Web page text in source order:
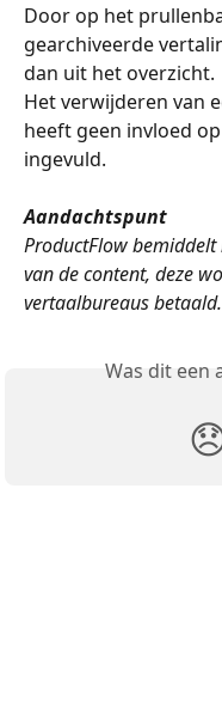
Door op het
gearchiveerde
dan uit het overzicht.
Het verwijderen van
heeft geen invloed
ingevuld.
Aandachtspunt
ProductFlow
van de content, deze
vertaalbureaus betaald.
Was dit een